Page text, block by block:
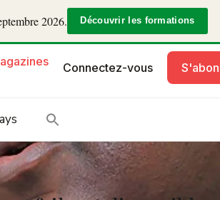
2026. Découvrir les formations
Connectez-vous